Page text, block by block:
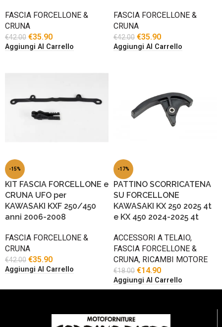
FASCIA FORCELLONE &
CRUNA
€42.00 €35.90
Aggiungi Al Carrello
FASCIA FORCELLONE &
CRUNA
€42.00 €35.90
Aggiungi Al Carrello
-15%
KIT FASCIA FORCELLONE e
CRUNA UFO per
KAWASAKI KXF 250/450
anni 2006-2008
FASCIA FORCELLONE &
CRUNA
€42.00 €35.90
Aggiungi Al Carrello
-17%
PATTINO SCORRICATENA
SU FORCELLONE
KAWASAKI KX 250 2025 4t
e KX 450 2024-2025 4t
ACCESSORI A TELAIO,
FASCIA FORCELLONE &
CRUNA, RICAMBI MOTORE
€18.00 €14.90
Aggiungi Al Carrello